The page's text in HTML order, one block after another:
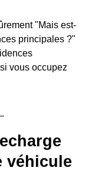
"Mais est-
principales ?"
vous occupez
véhicule